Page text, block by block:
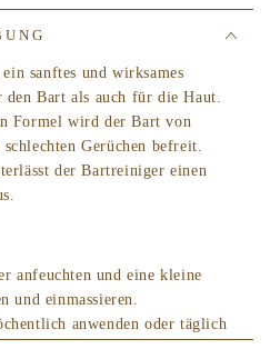
sanftes und wirksames
Bart als auch für die Haut.
Formel wird der Bart von
Gerüchen befreit.
der Bartreiniger einen
anfeuchten und eine kleine
und einmassieren.
anwenden oder täglich